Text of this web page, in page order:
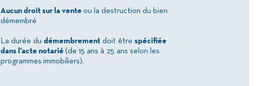
Aucun droit sur la vente ou la destruction du bien
démembré
La durée du démembrement doit être spécifiée
dans l’acte notarié (de 15 ans à 25 ans selon les
programmes immobiliers).